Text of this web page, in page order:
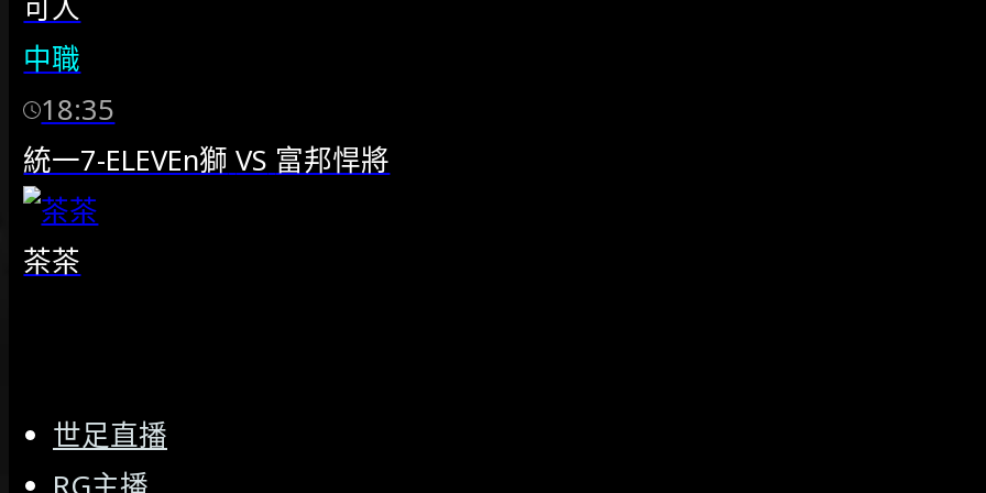
可人
中職
18:35
統一7-ELEVEn獅 VS 富邦悍將
茶茶
世足直播